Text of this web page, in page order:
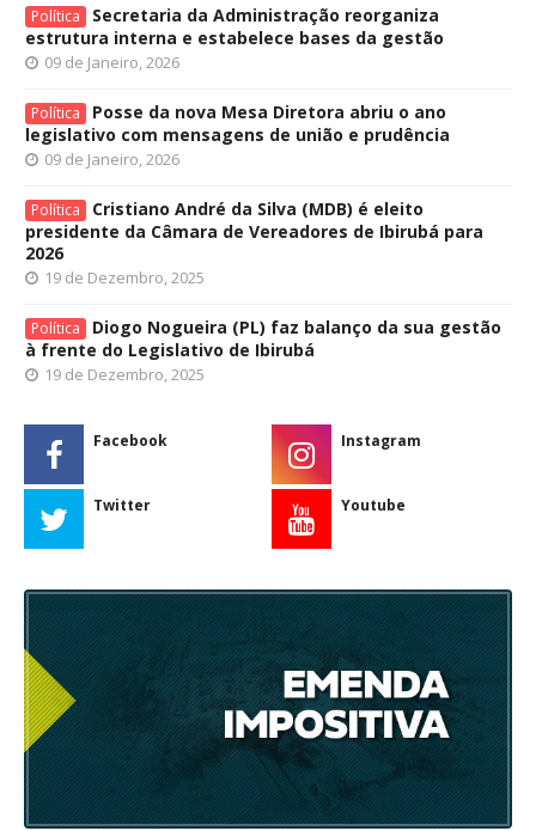
Política
Secretaria da Administração reorganiza
estrutura interna e estabelece bases da gestão
09 de Janeiro, 2026
Política
Posse da nova Mesa Diretora abriu o ano
legislativo com mensagens de união e prudência
09 de Janeiro, 2026
Política
Cristiano André da Silva (MDB) é eleito
presidente da Câmara de Vereadores de Ibirubá para
2026
19 de Dezembro, 2025
Política
Diogo Nogueira (PL) faz balanço da sua gestão
à frente do Legislativo de Ibirubá
19 de Dezembro, 2025
Facebook Instagram
Twitter Youtube